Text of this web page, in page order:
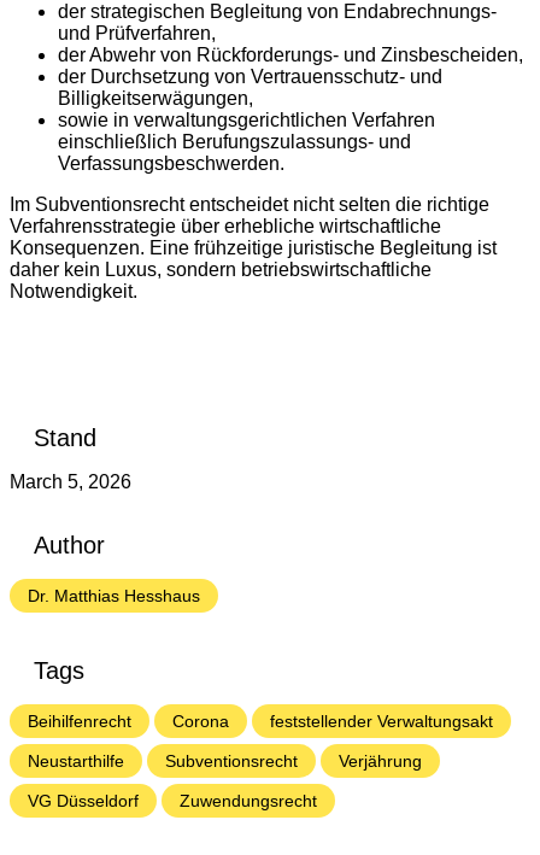
der strategischen Begleitung von Endabrechnungs-
und Prüfverfahren,
der Abwehr von Rückforderungs- und Zinsbescheiden,
der Durchsetzung von Vertrauensschutz- und
Billigkeitserwägungen,
sowie in verwaltungsgerichtlichen Verfahren
einschließlich Berufungszulassungs- und
Verfassungsbeschwerden.
Im Subventionsrecht entscheidet nicht selten die richtige
Verfahrensstrategie über erhebliche wirtschaftliche
Konsequenzen. Eine frühzeitige juristische Begleitung ist
daher kein Luxus, sondern betriebswirtschaftliche
Notwendigkeit.
Stand
March 5, 2026
Author
Dr. Matthias Hesshaus
Tags
Beihilfenrecht Corona feststellender Verwaltungsakt
Neustarthilfe Subventionsrecht Verjährung
VG Düsseldorf Zuwendungsrecht